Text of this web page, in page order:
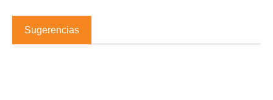
Sugerencias